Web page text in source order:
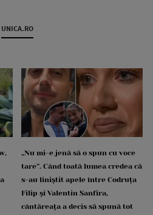
UNICA.RO
„Nu mi-e jenă să o spun cu voce
tare”. Când toată lumea credea că
s-au liniștit apele între Codruța
Filip și Valentin Sanfira,
cântăreața a decis să spună tot